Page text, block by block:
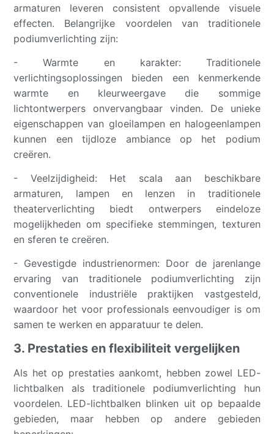
armaturen leveren consistent opvallende visuele
effecten. Belangrijke voordelen van traditionele
podiumverlichting zijn:
- Warmte en karakter: Traditionele
verlichtingsoplossingen bieden een kenmerkende
warmte en kleurweergave die sommige
lichtontwerpers onvervangbaar vinden. De unieke
eigenschappen van gloeilampen en halogeenlampen
kunnen een tijdloze ambiance op het podium
creëren.
- Veelzijdigheid: Het scala aan beschikbare
armaturen, lampen en lenzen in traditionele
theaterverlichting biedt ontwerpers eindeloze
mogelijkheden om specifieke stemmingen, texturen
en sferen te creëren.
- Gevestigde industrienormen: Door de jarenlange
ervaring van traditionele podiumverlichting zijn
conventionele industriële praktijken vastgesteld,
waardoor het voor professionals eenvoudiger is om
samen te werken en apparatuur te delen.
3. Prestaties en flexibiliteit vergelijken
Als het op prestaties aankomt, hebben zowel LED-
lichtbalken als traditionele podiumverlichting hun
voordelen. LED-lichtbalken blinken uit op bepaalde
gebieden, maar hebben op andere gebieden